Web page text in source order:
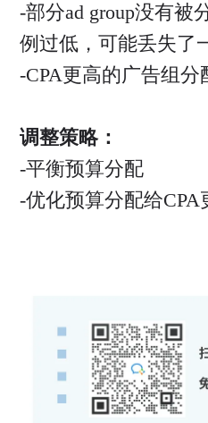
-部分ad group没有被
例过低，可能丢失了
-CPA更高的广告组分
调整策略：
-平衡预算分配
-优化预算分配给CPA